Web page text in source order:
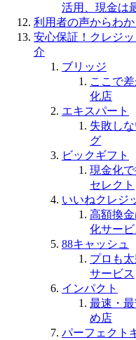
活用、現金は
利用者の声からわ
安心保証！クレジ
介
ブリッジ
ここで
化店
エキスパート
失敗し
グ
ビックギフト
現金化
セレクト
いいねクレジ
高額換
化サービ
88キャッシュ
プロも
サービス
インパクト
最速・
め店
パーフェクト